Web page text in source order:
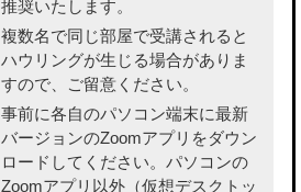
推奨いたします。
複数名で同じ部屋で受講されると
ハウリングが生じる場合がありま
すので、ご留意ください。
事前に各自のパソコン端末に最新
バージョンのZoomアプリをダウン
ロードしてください。パソコンの
Zoomアプリ以外（仮想デスクトッ